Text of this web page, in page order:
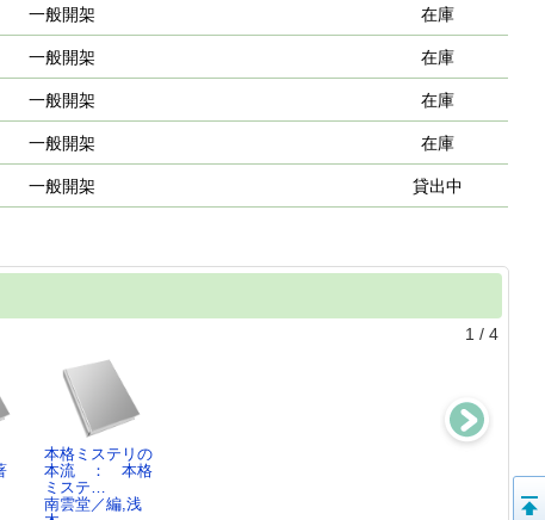
一般開架 在庫
一般開架 在庫
一般開架 在庫
一般開架 在庫
一般開架 貸出中
1 / 4
本格ミステリの
本流 ： 本格
ミステ…
南雲堂／編,浅